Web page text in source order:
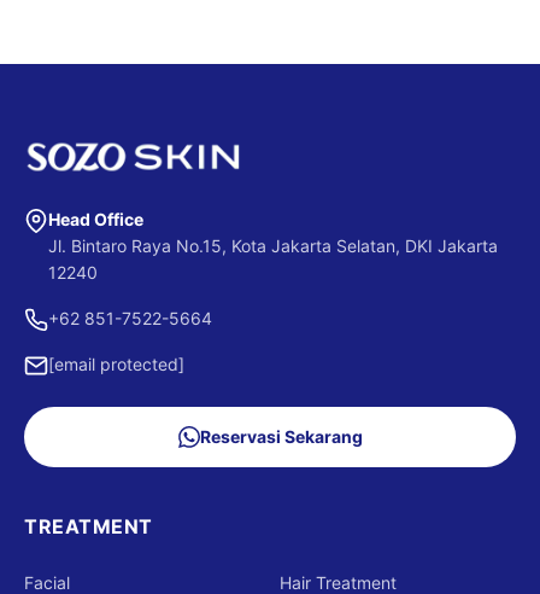
Head Office
Jl. Bintaro Raya No.15, Kota Jakarta Selatan, DKI Jakarta
12240
+62 851-7522-5664
[email protected]
Reservasi Sekarang
TREATMENT
Facial Hair Treatment